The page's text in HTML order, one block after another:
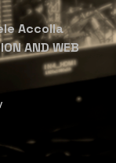
Accolla
AND WEB